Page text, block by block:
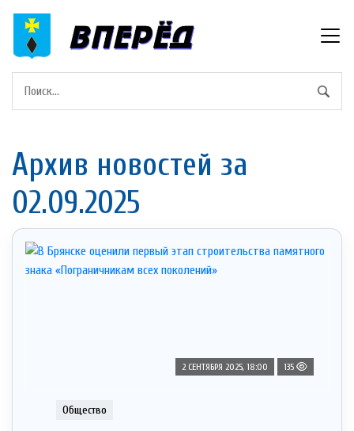
Архив новостей за
02.09.2025
2 СЕНТЯБРЯ 2025, 18:00 135
Общество